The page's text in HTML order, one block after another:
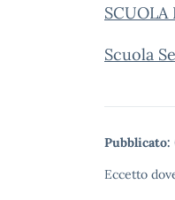
SCUOLA
Scuola
Pubblicato:
Eccetto